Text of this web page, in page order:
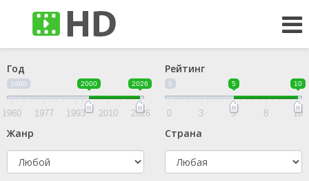
Год
1960 2000 2026
1960 1977 1993 2010 2026
Рейтинг
0 5 10
0 3 5 8 10
Жанр Страна